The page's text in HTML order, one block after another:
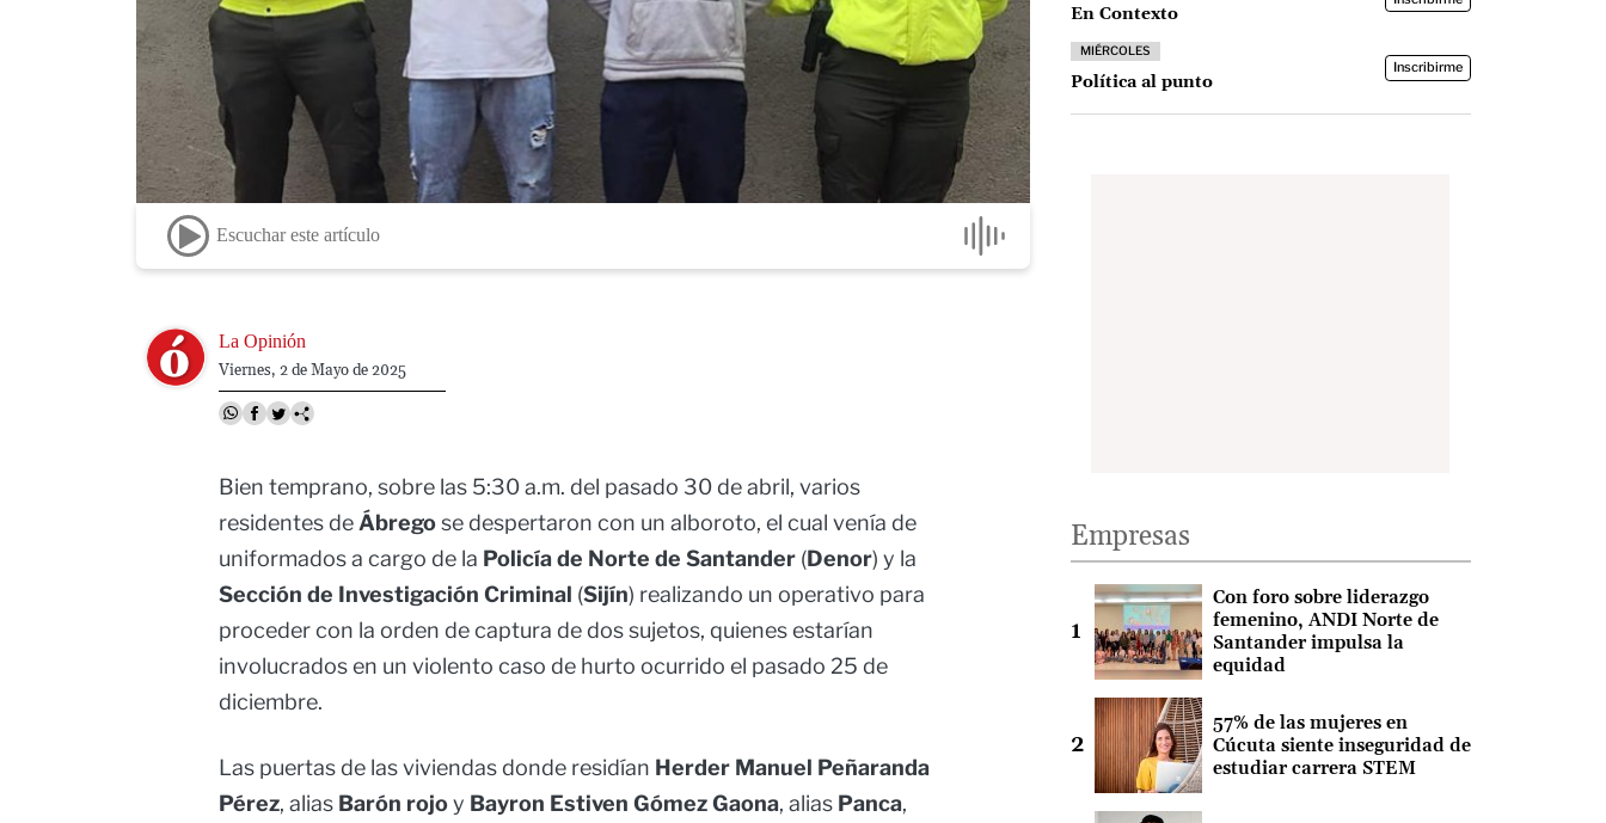
Escuchar este artículo
Image La Opinión
Viernes, 2 de Mayo de 2025
Bien temprano, sobre las 5:30 a.m. del pasado 30 de abril, varios
residentes de Ábregose despertaron con un alboroto, el cual venía de
uniformados a cargo de la Policía de Norte de Santander (Denor) y la
Sección de Investigación Criminal (Sijín) realizando un operativo para
proceder con la orden de captura de dos sujetos, quienes estarían
involucrados en un violento caso de hurto ocurrido el pasado 25 de
diciembre.
Las puertas de las viviendas donde residían Herder Manuel Peñaranda
Pérez, alias Barón rojoy Bayron Estiven Gómez Gaona, alias Panca,
En Contexto
MIÉRCOLES
Política al punto
Inscribirme
Empresas
Con foro sobre liderazgo
femenino, ANDI Norte de
Santander impulsa la
equidad
57% de las mujeres en
Cúcuta siente inseguridad de
estudiar carrera STEM